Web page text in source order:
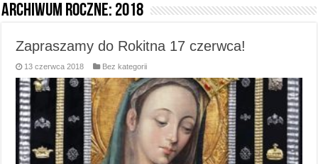
Archiwum roczne: 2018
Zapraszamy do Rokitna 17 czerwca!
13 czerwca 2018 Bez kategorii